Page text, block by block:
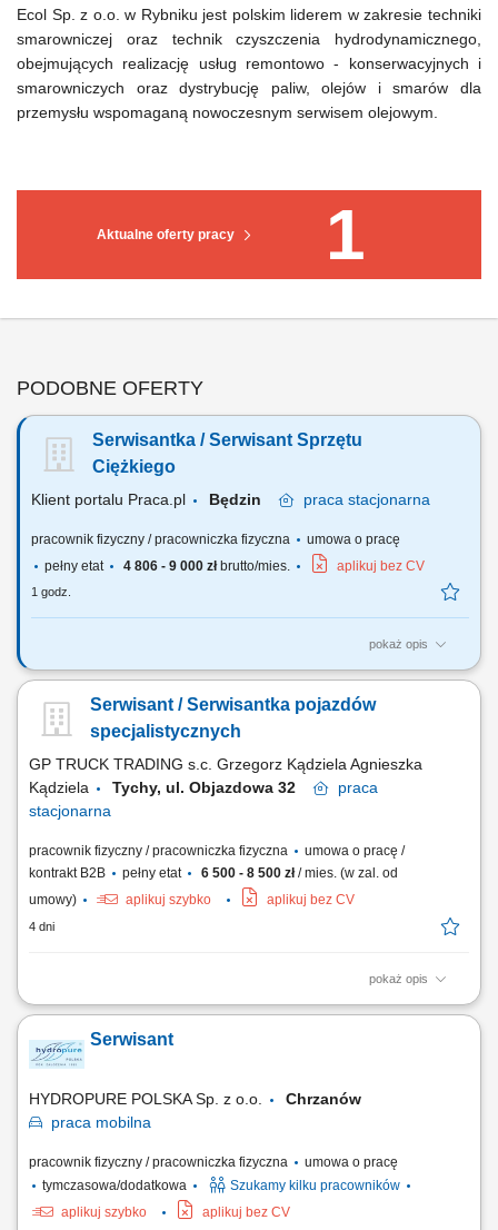
Aktualne oferty pracy 1
Ecol Sp. z o.o. w Rybniku jest polskim liderem w zakresie techniki
smarowniczej oraz technik czyszczenia hydrodynamicznego,
obejmujących realizację usług remontowo - konserwacyjnych i
smarowniczych oraz dystrybucję paliw, olejów i smarów dla
przemysłu wspomaganą nowoczesnym serwisem olejowym.
PODOBNE OFERTY
Serwisantka / Serwisant Sprzętu
Ciężkiego
Klient portalu Praca.pl Będzin praca stacjonarna
pracownik fizyczny / pracowniczka fizyczna
umowa o pracę
pełny etat
4 806 - 9 000 złbrutto/mies. aplikuj bez CV
1 godz.
pokaż opis
Przeprowadzanie serwisów i napraw maszyn ciężkich, Identyfikacja i
poprzez regularne przeglądy.
Serwisant / Serwisantka pojazdów
specjalistycznych
GP TRUCK TRADING s.c. Grzegorz Kądziela Agnieszka
Kądziela
Tychy, ul. Objazdowa 32
praca
stacjonarna
pracownik fizyczny / pracowniczka fizyczna
umowa o pracę /
kontrakt B2B
pełny etat 6 500 - 8 500 zł/ mies. (w zal. od
umowy)
aplikuj szybko aplikuj bez CV
4 dni
pokaż opis
Opis stanowiska: wykonywanie przeglądów i napraw zabudów
usterek hydraulicznych, mechanicznych i elektrycznych; montaż i
uruchamianie nowych zabudów zgodnie z dokumentacją techniczną;
Serwisant
HYDROPURE POLSKA Sp. z o.o.
Chrzanów
praca mobilna
pracownik fizyczny / pracowniczka fizyczna
umowa o pracę
tymczasowa/dodatkowa
Szukamy kilku pracowników
aplikuj szybko
aplikuj bez CV